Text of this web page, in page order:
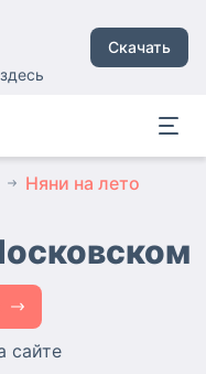
Скачать
Няни на лето
сайте